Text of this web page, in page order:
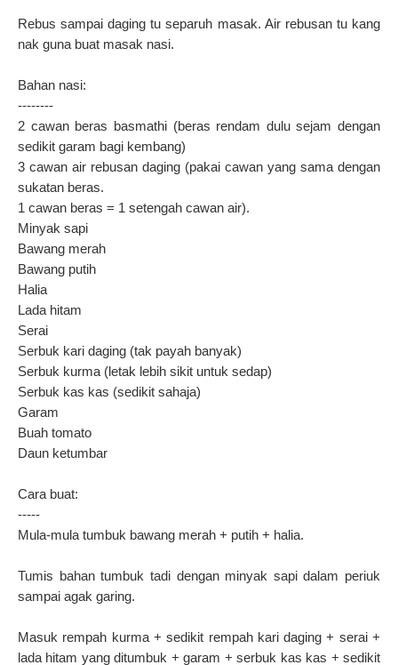
Rebus sampai daging tu separuh masak. Air rebusan tu kang
nak guna buat masak nasi.
Bahan nasi:
--------
2 cawan beras basmathi (beras rendam dulu sejam dengan
sedikit garam bagi kembang)
3 cawan air rebusan daging (pakai cawan yang sama dengan
sukatan beras.
1 cawan beras = 1 setengah cawan air).
Minyak sapi
Bawang merah
Bawang putih
Halia
Lada hitam
Serai
Serbuk kari daging (tak payah banyak)
Serbuk kurma (letak lebih sikit untuk sedap)
Serbuk kas kas (sedikit sahaja)
Garam
Buah tomato
Daun ketumbar
Cara buat:
-----
Mula-mula tumbuk bawang merah + putih + halia.
Tumis bahan tumbuk tadi dengan minyak sapi dalam periuk
sampai agak garing.
Masuk rempah kurma + sedikit rempah kari daging + serai +
lada hitam yang ditumbuk + garam + serbuk kas kas + sedikit